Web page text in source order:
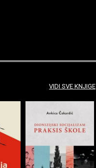
VIDI SVE KNJIGE